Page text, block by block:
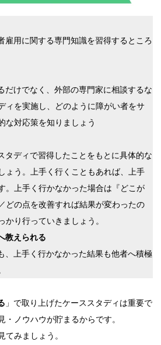
用に関する専門知識を習得するところ
けでなく、外部の専門家に相談するな
ィを実施し、どのように障がい者をサ
な対応策を知りましょう
ディで習得したことをもとに具体的な
ょう。上手く行くこともあれば、上手
。上手く行かなかった場合は『どこが
どの点を改善すれば結果が変わったの
り行っていきましょう。
教えられる
上手く行かなかった結果も他者へ積極
」で取り上げたケーススタディは重要で
ノウハウが貯まるからです。
てみましょう。